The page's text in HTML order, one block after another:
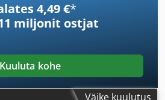
4,49 €*
miljonit ostjat
Kuuluta kohe
Väike kuulutus